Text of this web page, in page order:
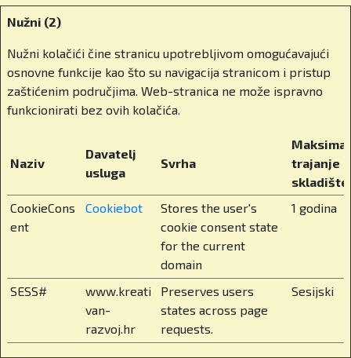
na fakultetima koji su bili njihov prvi izbor.
Imamo alumne na Harvardu, Cambridgeu, London
School of Economics, Edinburghu, Bocconiju,
Melbourneu… čak i na Tsinghua Universityju u
Kini. Škola nije samo znanje – to je putovnica za
svijet.
program za učenike?
To je međunarodno priznat program koji učenike
priprema za upise na vrhunska sveučilišta u
svijetu kao što sam spomenuo. Učenici u višim
razredima biraju tri do četiri predmeta prema
vlastitim interesima i karijernim ambicijama.
Dobivaju međunarodno obrazovanje bez odlaska
od doma, bez odlaska u inozemstvo.
Koji su još elementi školskog života značajni
Nužni (2)
Nužni kolačići čine stranicu upotrebljivom omogućavajući
osnovne funkcije kao što su navigacija stranicom i pristup
zaštićenim područjima. Web-stranica ne može ispravno
funkcionirati bez ovih kolačića.
Naziv
Davatelj
usluga
Svrha
trajanje
CookieCons
ent
Cookiebot
Stores the user's
cookie consent state
for the current
domain
1 godina
SESS#
www.kreati
van-
razvoj.hr
Preserves users
states across page
requests.
Sesijski